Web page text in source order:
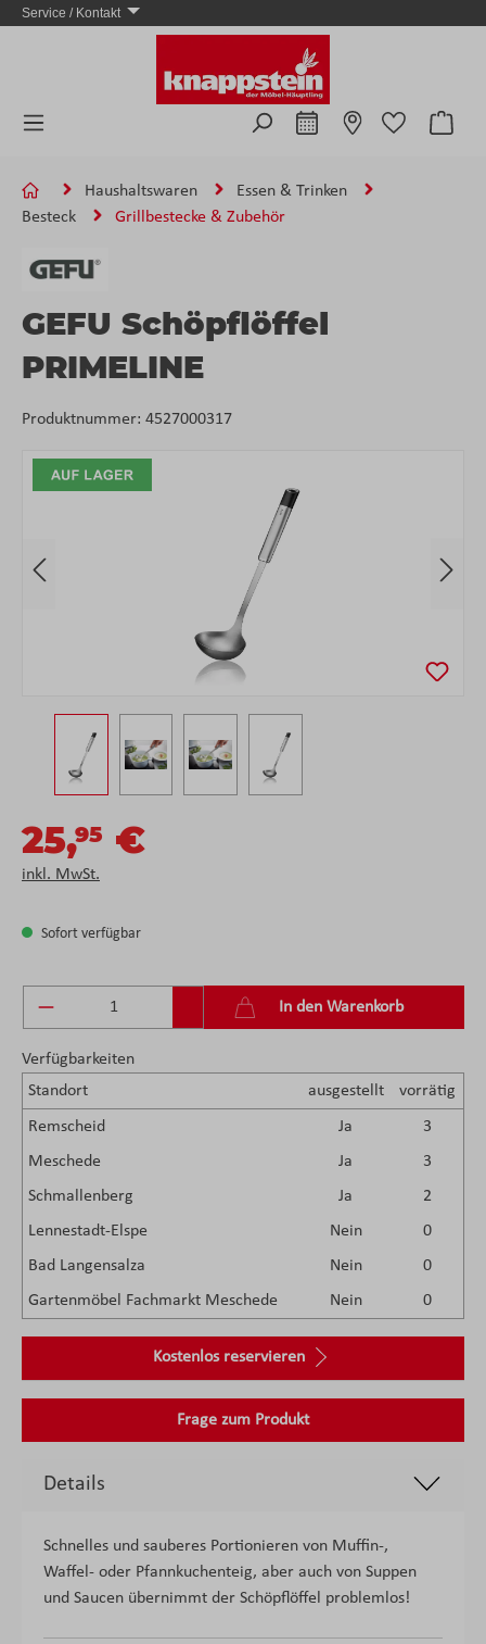
Zum Hauptinhalt springen
Service / Kontakt
Haushaltswaren
Essen & Trinken
Besteck
Grillbestecke & Zubehör
Bildergalerie überspringen
GEFU Schöpflöffel
PRIMELINE
Produktnummer: 4527000317
25,95 €
inkl. MwSt.
Sofort verfügbar
Produkt Anzahl: Gib den gewünschten Wert
In den Warenkorb
Verfügbarkeiten
Standort
ausgestellt vorrätig
Remscheid Ja
3
Meschede
Ja
3
Schmallenberg
Ja
2
Lennestadt-Elspe
Nein
0
Bad Langensalza
Nein
0
Gartenmöbel Fachmarkt Meschede
Nein 0
Kostenlos reservieren
Frage zum Produkt
Details
Schnelles und sauberes Portionieren von Muffin-,
Waffel- oder Pfannkuchenteig, aber auch von Suppen
und Saucen übernimmt der Schöpflöffel problemlos!